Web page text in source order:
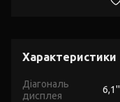
Характеристики
Діагональ
дисплея
6,1''